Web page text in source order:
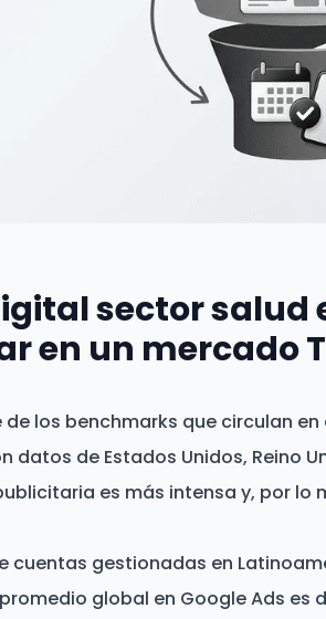
sector salud
en un mercado
de los benchmarks que circulan
datos de Estados Unidos, Reino
es más intensa y, por lo
cuentas gestionadas en
global en Google Ads es